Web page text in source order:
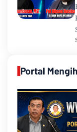
Portal